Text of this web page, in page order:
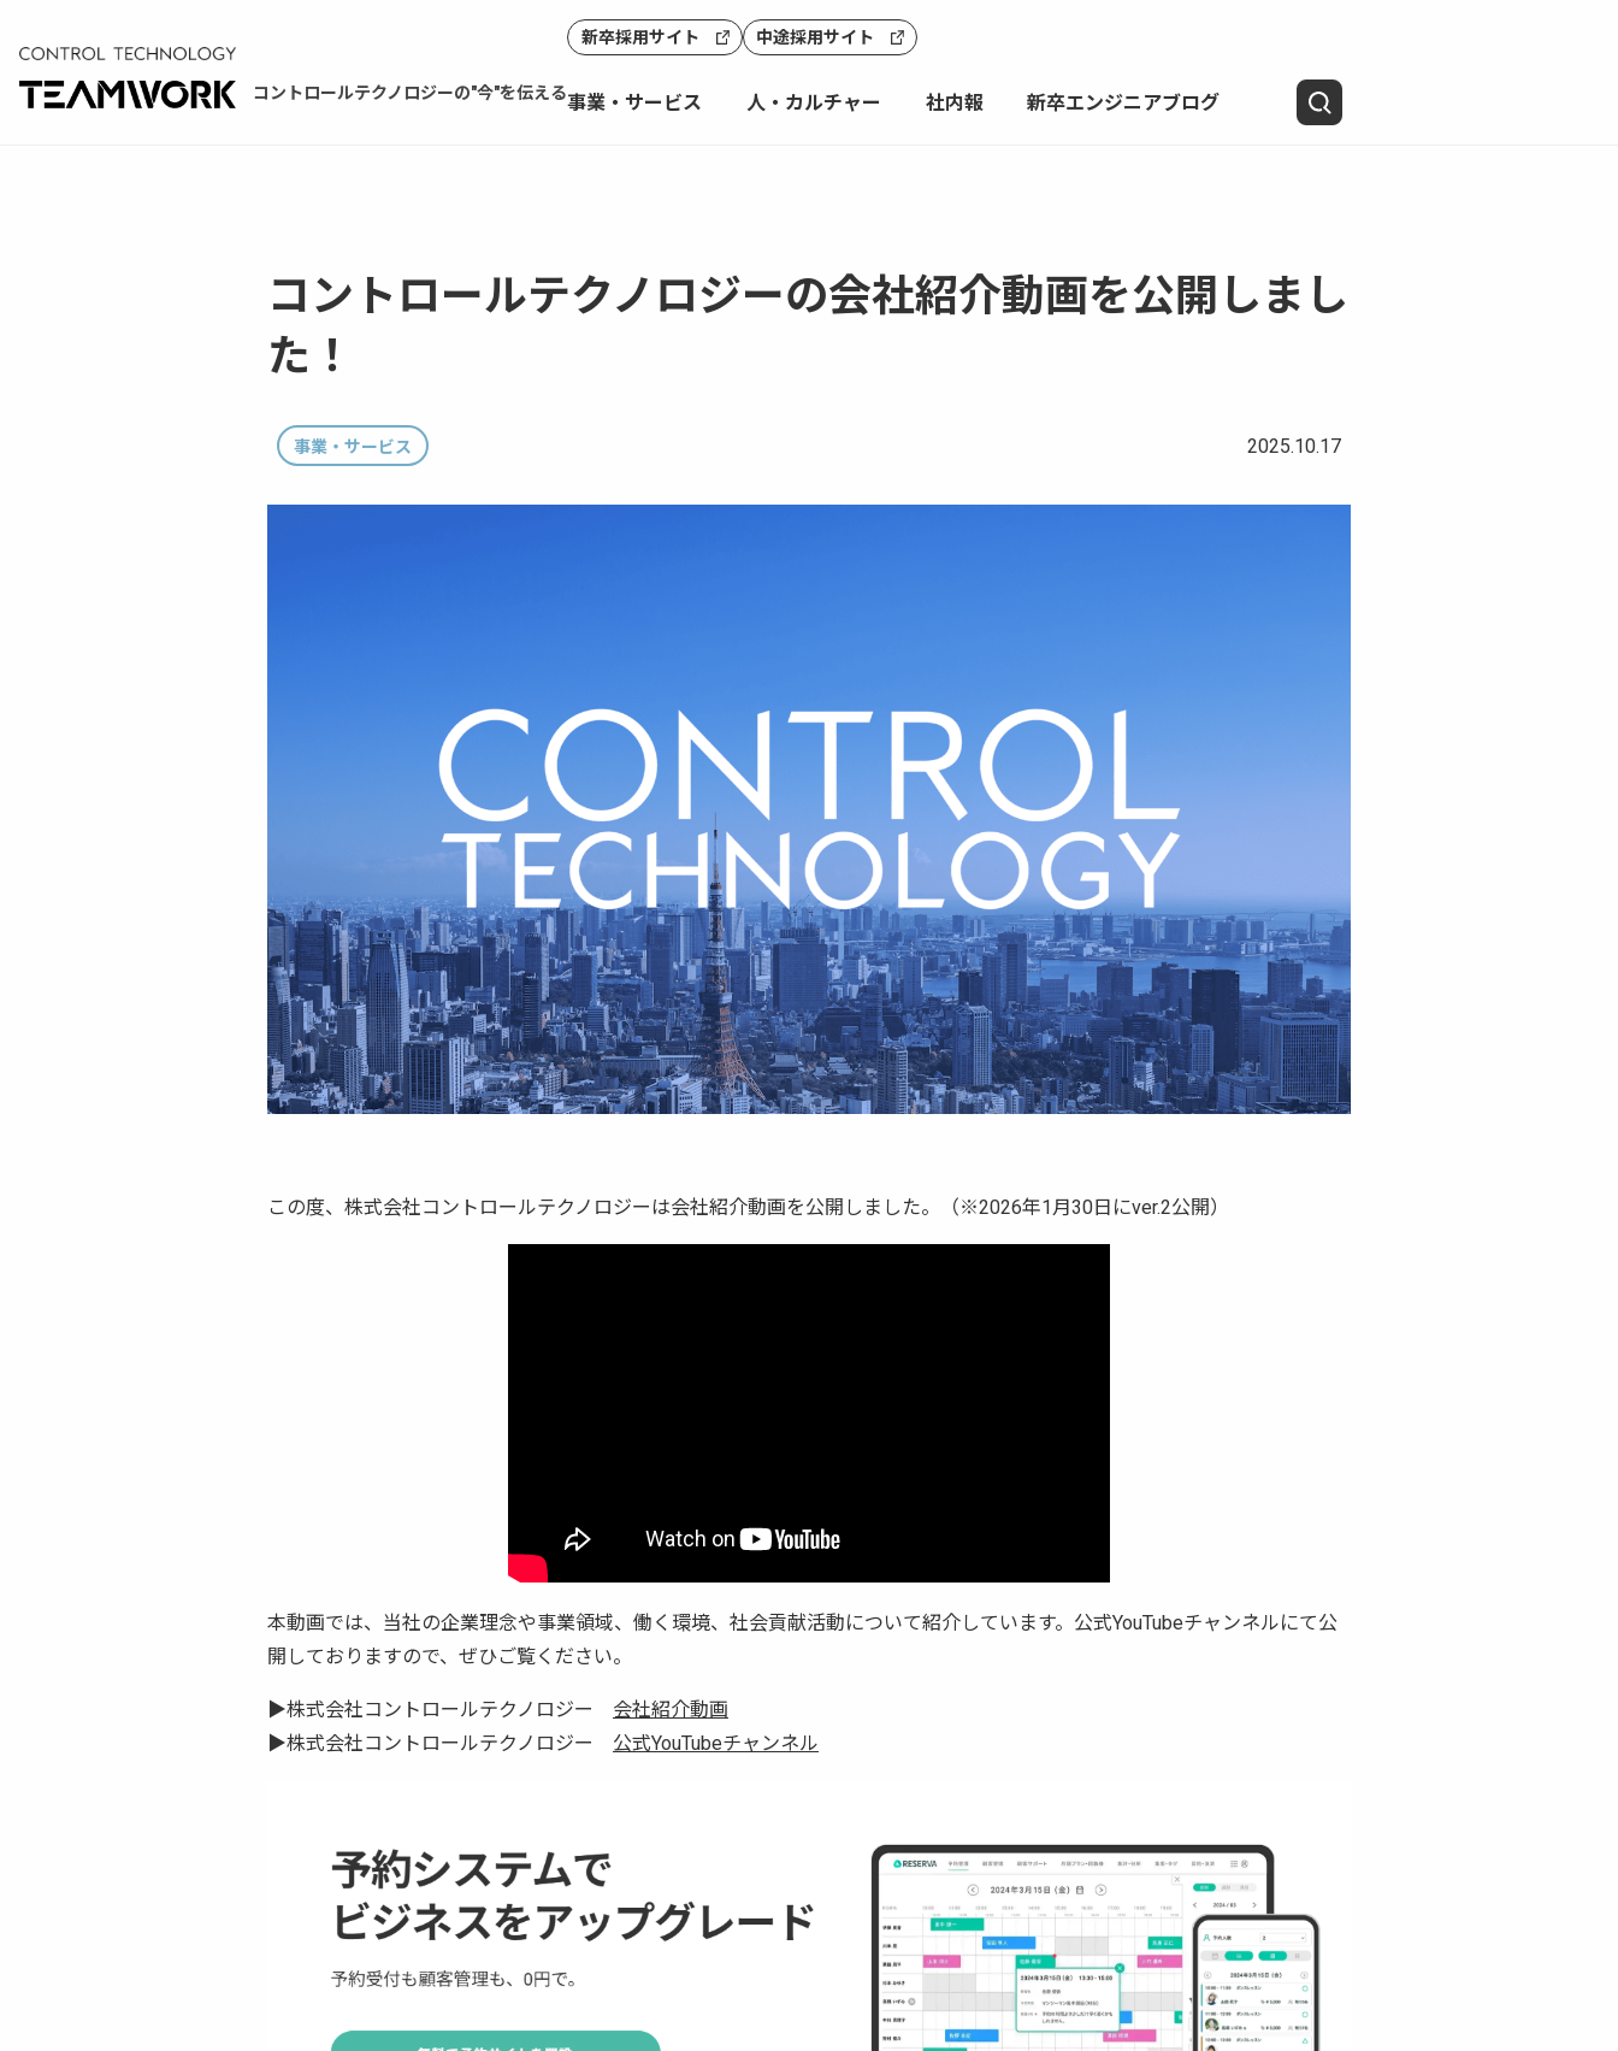
コントロールテクノロジーの"今"を伝える
新卒採用サイト 中途採用サイト
事業・サービス 人・カルチャー 社内報 新卒エンジニアブログ
コントロールテクノロジーの会社紹介動画を公開しまし
た！
事業・サービス 2025.10.17
この度、株式会社コントロールテクノロジーは会社紹介動画を公開しました。（※2026年1月30日にver.2公開）
本動画では、当社の企業理念や事業領域、働く環境、社会貢献活動について紹介しています。公式YouTubeチャンネルにて公
開しておりますので、ぜひご覧ください。
▶株式会社コントロールテクノロジー 会社紹介動画
▶株式会社コントロールテクノロジー 公式YouTubeチャンネル